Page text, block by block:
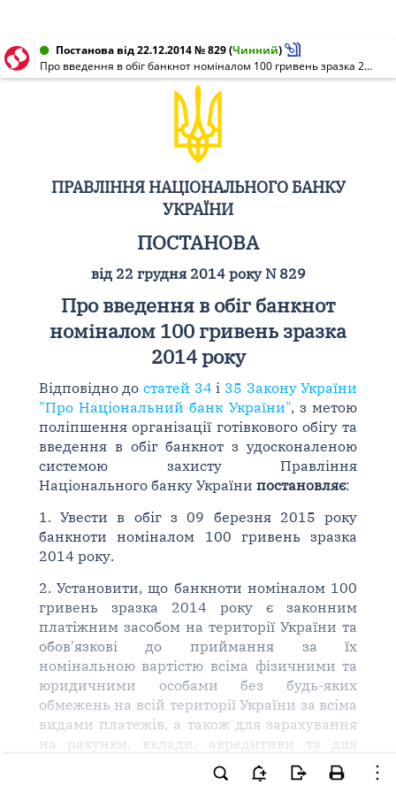
Постанова від 22.12.2014 № 829(Чинний)
Про введення в обіг банкнот номіналом 100 гривень зразка 2014 року
ПРАВЛІННЯ НАЦІОНАЛЬНОГО БАНКУ
УКРАЇНИ
ПОСТАНОВА
від 22 грудня 2014 року N 829
Про введення в обіг банкнот
номіналом 100 гривень зразка
2014 року
Відповідно до статей 34 і 35 Закону України
"Про Національний банк України", з метою
поліпшення організації готівкового обігу та
введення в обіг банкнот з удосконаленою
системою захисту Правління
Національного банку України постановляє:
1. Увести в обіг з 09 березня 2015 року
банкноти номіналом 100 гривень зразка
2014 року.
2. Установити, що банкноти номіналом 100
гривень зразка 2014 року є законним
платіжним засобом на території України та
обов'язкові до приймання за їх
номінальною вартістю всіма фізичними та
юридичними особами без будь-яких
обмежень на всій території України за всіма
видами платежів, а також для зарахування
на рахунки, вклади, акредитиви та для
переказів і функціонують